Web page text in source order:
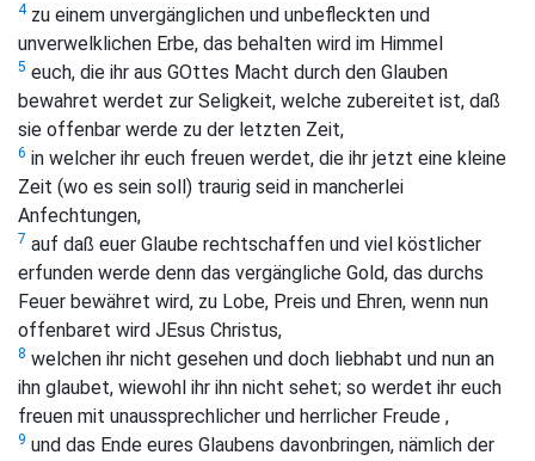
4zu einem unvergänglichen und unbefleckten und
unverwelklichen Erbe, das behalten wird im Himmel
5 euch, die ihr aus GOttes Macht durch den Glauben
bewahret werdet zur Seligkeit, welche zubereitet ist, daß
sie offenbar werde zu der letzten Zeit,
6 in welcher ihr euch freuen werdet, die ihr jetzt eine kleine
Zeit (wo es sein soll) traurig seid in mancherlei
Anfechtungen,
7 auf daß euer Glaube rechtschaffen und viel köstlicher
erfunden werde denn das vergängliche Gold, das durchs
Feuer bewähret wird, zu Lobe, Preis und Ehren, wenn nun
offenbaret wird JEsus Christus,
8 welchen ihr nicht gesehen und doch liebhabt und nun an
ihn glaubet, wiewohl ihr ihn nicht sehet; so werdet ihr euch
freuen mit unaussprechlicher und herrlicher Freude ,
9 und das Ende eures Glaubens davonbringen, nämlich der